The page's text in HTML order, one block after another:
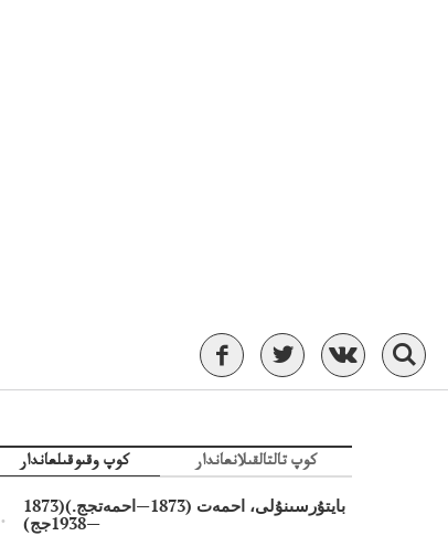
كوپ وقىوقىلعاندار كوپ تالتالقىلانعاندار
بايتۇرسىنۇلى، احمەت (1873—احمەتجج.)(1873
—1938جج)